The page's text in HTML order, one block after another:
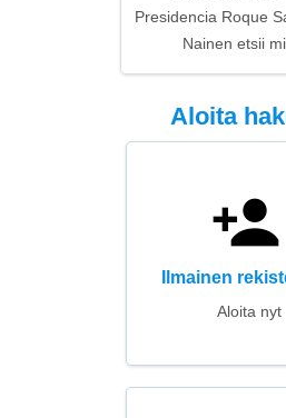
Presidencia Roque
Nainen etsii
Aloita
Ilmainen
Aloita nyt